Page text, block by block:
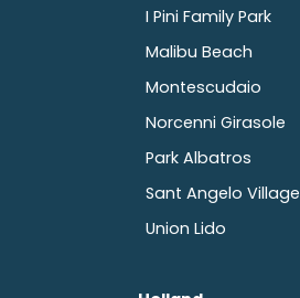
I Pini Family Park
Malibu Beach
Montescudaio
Norcenni Girasole
Park Albatros
Sant Angelo Village
Union Lido